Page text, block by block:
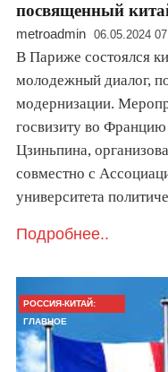
посвященный
metroadmin 06.05.2024
В Париже состоялся
молодежный диалог,
модернизации.
госвизиту во
Цзиньпина,
совместно с
университета
Подробнее..
РОССИЯ-КИТАЙ:
ГЛАВНОЕ